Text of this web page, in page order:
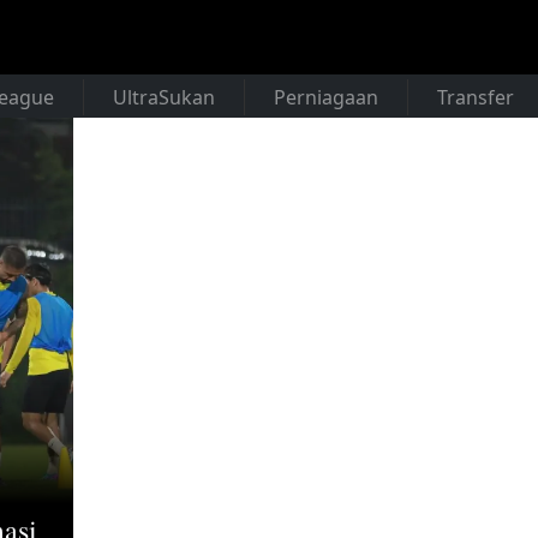
UltraSukan Perniagaan Transfer